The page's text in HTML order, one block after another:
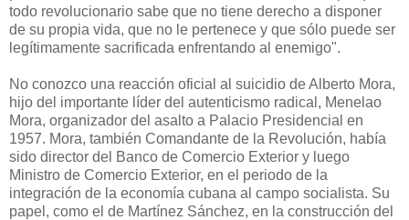
todo revolucionario sabe que no tiene derecho a disponer
de su propia vida, que no le pertenece y que sólo puede ser
legítimamente sacrificada enfrentando al enemigo".
No conozco una reacción oficial al suicidio de Alberto Mora,
hijo del importante líder del autenticismo radical, Menelao
Mora, organizador del asalto a Palacio Presidencial en
1957. Mora, también Comandante de la Revolución, había
sido director del Banco de Comercio Exterior y luego
Ministro de Comercio Exterior, en el periodo de la
integración de la economía cubana al campo socialista. Su
papel, como el de Martínez Sánchez, en la construcción del